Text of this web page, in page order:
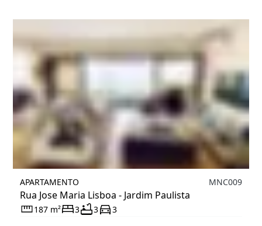
APARTAMENTO
Rua Jose Maria Lisboa - Jardim Paulista
MNC009
187 m² 3 3 3